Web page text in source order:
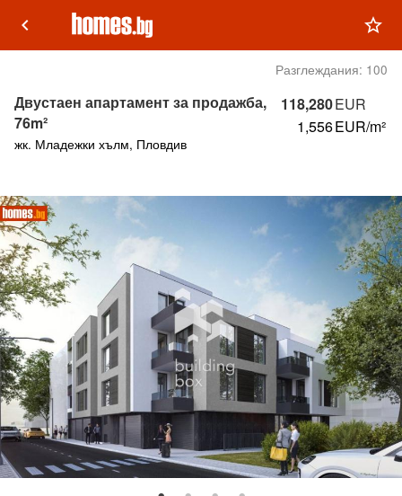
keyboard_arrow_left star_outline
Разглеждания: 100
118,280EUR
1,556EUR/m²
Двустаен апартамент за продажба,
76m²
жк. Младежки хълм, Пловдив